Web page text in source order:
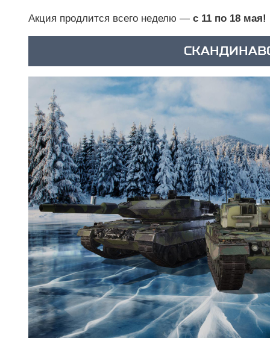
Акция продлится всего неделю —с 11 по 18 мая!